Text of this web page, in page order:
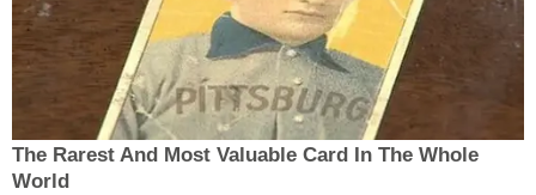
The Rarest And Most Valuable Card In The Whole
World